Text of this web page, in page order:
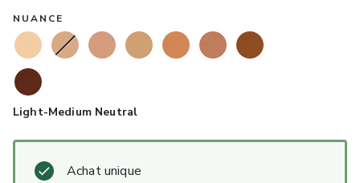
NUANCE
Light-Medium Neutral
Achat unique